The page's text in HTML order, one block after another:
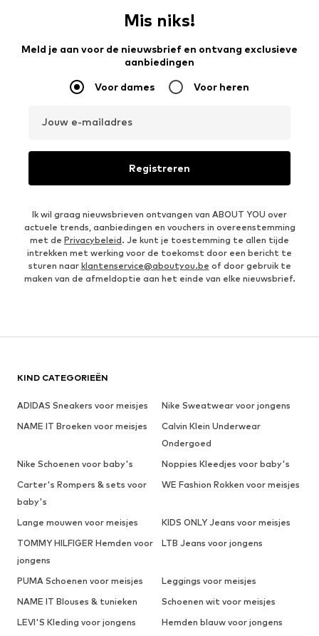
Mis niks!
Meld je aan voor de nieuwsbrief en ontvang exclusieve
aanbiedingen
Voor dames Voor heren
Jouw e-mailadres
Registreren
Ik wil graag nieuwsbrieven ontvangen van ABOUT YOU over
actuele trends, aanbiedingen en vouchers in overeenstemming
met de Privacybeleid. Je kunt je toestemming te allen tijde
intrekken met werking voor de toekomst door een bericht te
sturen naar klantenservice@aboutyou.be of door gebruik te
maken van de afmeldoptie aan het einde van elke nieuwsbrief.
KIND CATEGORIEËN
ADIDAS Sneakers voor meisjes
Nike Sweatwear voor jongens
NAME IT Broeken voor meisjes
Calvin Klein Underwear
Ondergoed
Nike Schoenen voor baby's
Noppies Kleedjes voor baby's
Carter's Rompers & sets voor
baby's
WE Fashion Rokken voor meisjes
Lange mouwen voor meisjes
KIDS ONLY Jeans voor meisjes
TOMMY HILFIGER Hemden voor
jongens
LTB Jeans voor jongens
PUMA Schoenen voor meisjes
Leggings voor meisjes
NAME IT Blouses & tunieken
Schoenen wit voor meisjes
LEVI'S Kleding voor jongens
Hemden blauw voor jongens